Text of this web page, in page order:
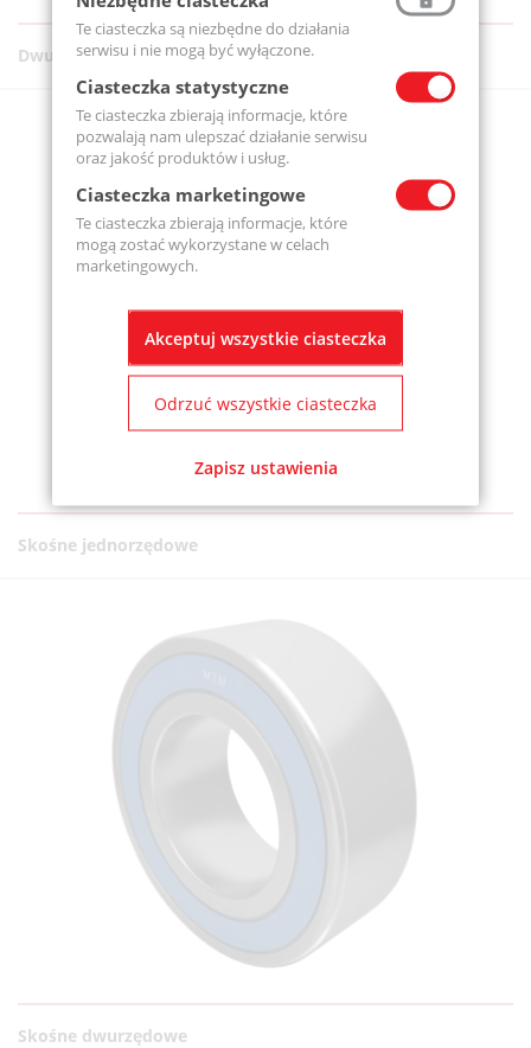
Dwurzędowe
Skośne jednorzędowe
Skośne dwurzędowe
Te ciasteczka są niezbędne do działania
serwisu i nie mogą być wyłączone.
Ciasteczka statystyczne
Te ciasteczka zbierają informacje, które
pozwalają nam ulepszać działanie serwisu
oraz jakość produktów i usług.
Ciasteczka marketingowe
Te ciasteczka zbierają informacje, które
mogą zostać wykorzystane w celach
marketingowych.
Akceptuj wszystkie ciasteczka
Odrzuć wszystkie ciasteczka
Zapisz ustawienia